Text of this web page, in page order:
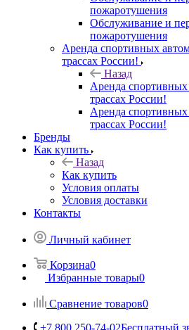
пожаротушения
Обслуживание и
пожаротушения
Аренда спортивных
трассах России!
Назад
Аренда
трассах России!
Аренда
трассах России!
Бренды
Как купить
Назад
Как купить
Условия оплаты
Условия доставки
Контакты
Личный кабинет
Корзина0
Избранные товары0
Сравнение товаров0
+7 800 250-74-02Бесплатный